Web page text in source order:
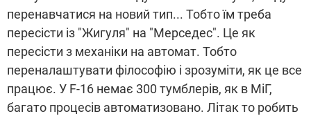
перенавчатися на новий тип... Тобто їм треба
пересісти із "Жигуля" на "Мерседес". Це як
пересісти з механіки на автомат. Тобто
переналаштувати філософію і зрозуміти, як це все
працює. У F-16 немає 300 тумблерів, як в МіГ,
багато процесів автоматизовано. Літак то робить